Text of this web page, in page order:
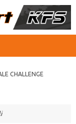
CHALLENGE